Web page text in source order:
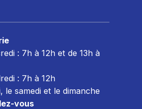
: 7h à 12h et de 13h à
: 7h à 12h
le samedi et le dimanche
vous